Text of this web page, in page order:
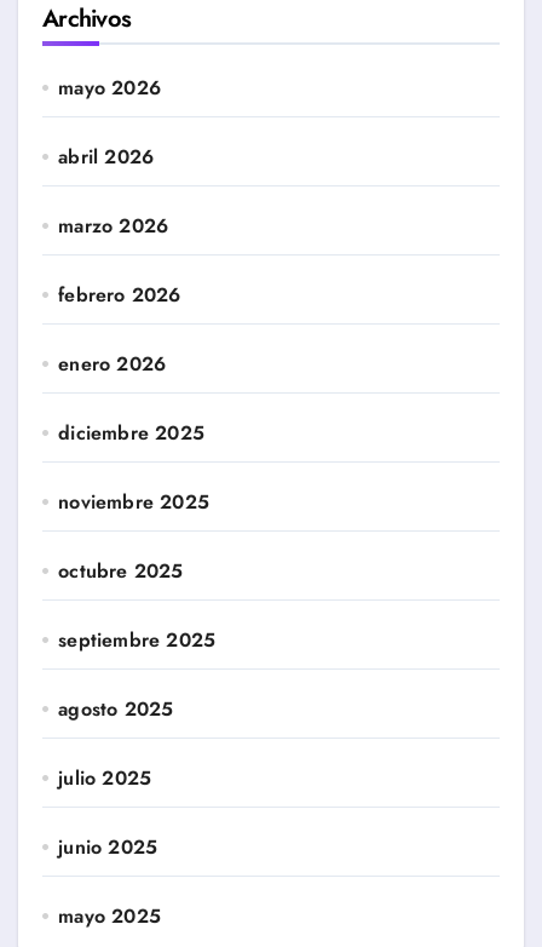
Archivos
mayo 2026
abril 2026
marzo 2026
febrero 2026
enero 2026
diciembre 2025
noviembre 2025
octubre 2025
septiembre 2025
agosto 2025
julio 2025
junio 2025
mayo 2025